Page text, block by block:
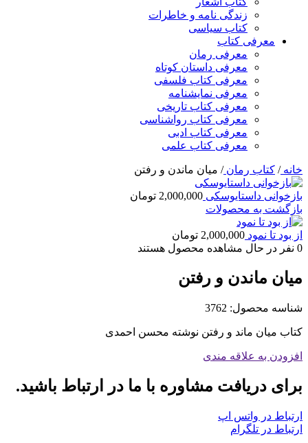
زندگی نامه و خاطرات
کتاب سیاسی
معرفی کتاب
معرفی رمان
معرفی داستان کوتاه
معرفی کتاب فلسفی
معرفی نمایشنامه
معرفی کتاب تاریخی
معرفی کتاب رواشناسی
معرفی کتاب ادبی
معرفی کتاب علمی
خانه/ کتاب رمان/ میان ماندن و رفتن
بازخوانی داستایوسکی 2,000,000 تومان
بازگشت به محصولات
از بود تا نمود 2,000,000 تومان
0 نفر در حال مشاهده محصول هستند
میان ماندن و رفتن
شناسه محصول: 3762
کتاب میان ماند و رفتن نوشته محسن احمدی
افزودن به علاقه مندی
برای دریافت مشاوره با ما در ارتباط باشید.
ارتباط در واتس اپ
ارتباط در تلگرام